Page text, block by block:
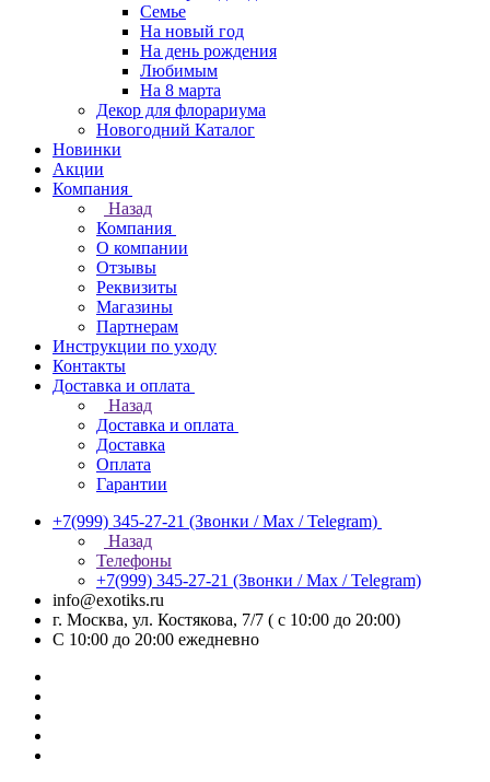
Семье
На новый год
На день рождения
Любимым
На 8 марта
Декор для флорариума
Новогодний Каталог
Новинки
Акции
Компания
Назад
Компания
О компании
Отзывы
Реквизиты
Магазины
Партнерам
Инструкции по уходу
Контакты
Доставка и оплата
Назад
Доставка и оплата
Доставка
Оплата
Гарантии
+7(999) 345-27-21 (Звонки / Max / Telegram)
Назад
Телефоны
+7(999) 345-27-21 (Звонки / Max / Telegram)
info@exotiks.ru
г. Москва, ул. Костякова, 7/7 ( с 10:00 до 20:00)
С 10:00 до 20:00 ежедневно